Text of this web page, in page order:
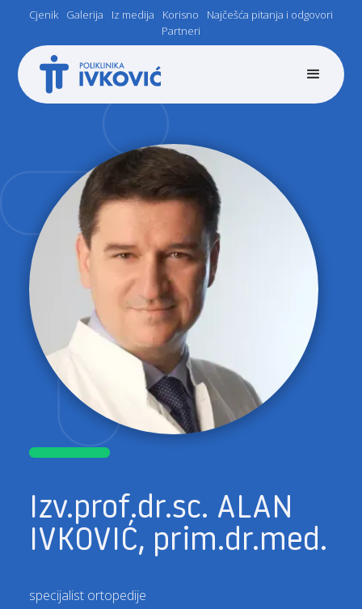
Cjenik Galerija Iz medija Korisno
Najčešća pitanja i odgovori
Partneri
Izv.prof.dr.sc. ALAN
IVKOVIĆ, prim.dr.med.
specijalist ortopedije